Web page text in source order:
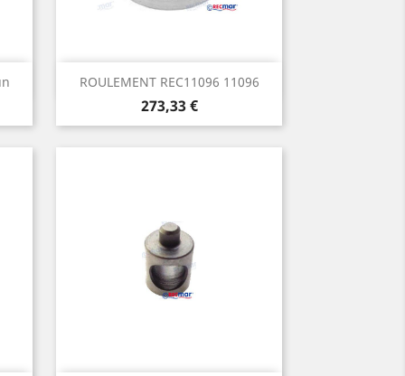
ROULEMENT REC11096 11096
Prix
273,33 €
Aperçu rapide